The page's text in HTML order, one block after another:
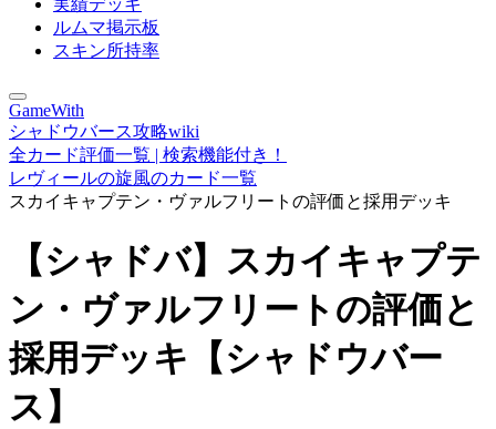
実績デッキ
ルムマ掲示板
スキン所持率
GameWith
シャドウバース攻略wiki
全カード評価一覧 | 検索機能付き！
レヴィールの旋風のカード一覧
スカイキャプテン・ヴァルフリートの評価と採用デッキ
【シャドバ】スカイキャプテ
ン・ヴァルフリートの評価と
採用デッキ【シャドウバー
ス】